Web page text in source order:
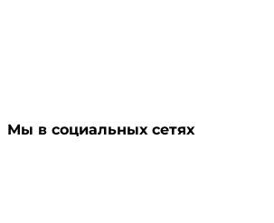
Мы в социальных сетях